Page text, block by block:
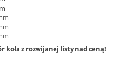
koła z rozwijanej listy nad ceną!